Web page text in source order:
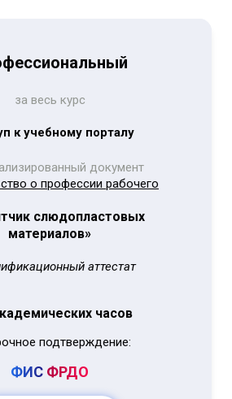
за весь курс
к учебному порталу
документ
о профессии рабочего
слюдопластовых
материалов»
аттестат
часов
подтверждение:
ФИС ФРДО